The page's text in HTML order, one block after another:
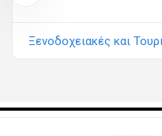
Ξενοδοχειακές και